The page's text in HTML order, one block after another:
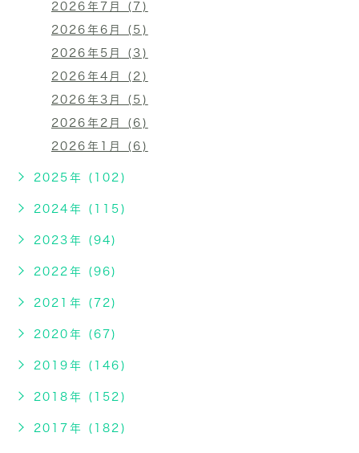
2026年7月 (7)
2026年6月 (5)
2026年5月 (3)
2026年4月 (2)
2026年3月 (5)
2026年2月 (6)
2026年1月 (6)
2025年 (102)
2024年 (115)
2023年 (94)
2022年 (96)
2021年 (72)
2020年 (67)
2019年 (146)
2018年 (152)
2017年 (182)